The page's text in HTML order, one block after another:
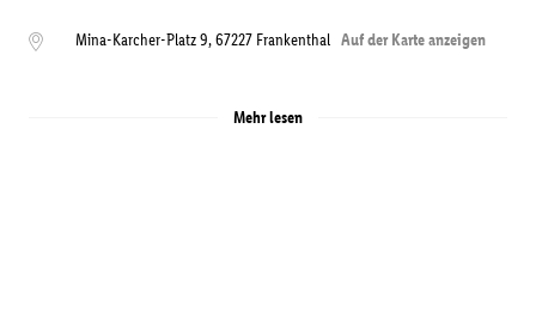
Mina-Karcher-Platz 9,67227 Frankenthal Auf der Karte anzeigen
Mehr lesen